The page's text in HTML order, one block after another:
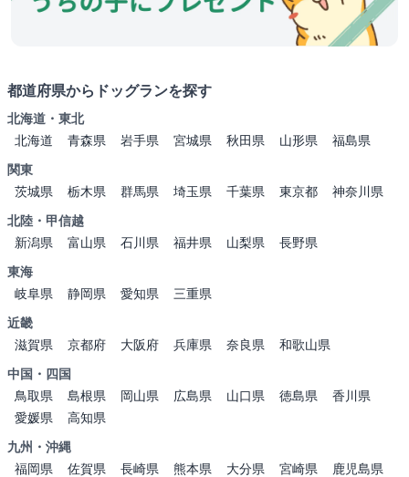
都道府県からドッグランを探す
北海道・東北
北海道
青森県 岩手県 宮城県 秋田県 山形県
福島県
関東
茨城県
栃木県 群馬県 埼玉県 千葉県 東京都
神奈川県
北陸・甲信越
新潟県
富山県 石川県 福井県 山梨県
長野県
東海
岐阜県
静岡県 愛知県
三重県
近畿
滋賀県
京都府 大阪府 兵庫県 奈良県
和歌山県
中国・四国
鳥取県
島根県 岡山県 広島県 山口県 徳島県
香川県
愛媛県
高知県
九州・沖縄
福岡県
佐賀県 長崎県 熊本県 大分県 宮崎県
鹿児島県